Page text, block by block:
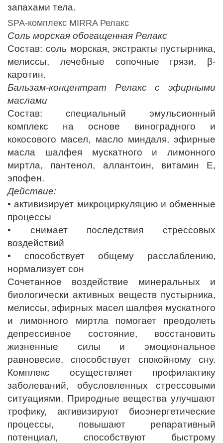
запахами тела.
SPA-комплекс MIRRA Релакс
Соль морская обогащенная Релакс
Состав: соль морская, экстракты пустырника,
мелиссы, лечебные сопочные грязи, β-
каротин.
Бальзам-концентрат Релакс с эфирными
маслами
Состав: специальный эмульсионный
комплекс на основе виноградного и
кокосового масел, масло миндаля, эфирные
масла шалфея мускатного и лимонного
миртла, пантенол, аллантоин, витамин Е,
эпофен.
Действие:
• активизирует микроциркуляцию и обменные
процессы
• снимает последствия стрессовых
воздействий
• способствует общему расслаблению,
нормализует сон
Сочетанное воздействие минеральных и
биологически активных веществ пустырника,
мелиссы, эфирных масел шалфея мускатного
и лимонного миртла помогает преодолеть
депрессивное состояние, восстановить
жизненные силы и эмоциональное
равновесие, способствует спокойному сну.
Комплекс осуществляет профилактику
заболеваний, обусловленных стрессовыми
ситуациями. Природные вещества улучшают
трофику, активизируют биоэнергетические
процессы, повышают репаративный
потенциал, способствуют быстрому